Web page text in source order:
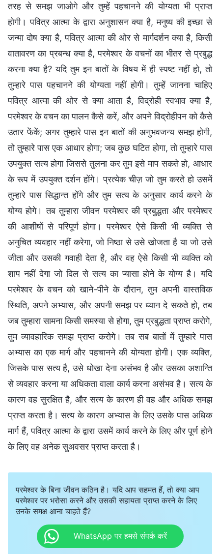
तरह से समझ जाओगे और तुम्हें पहचानने की योग्यता भी प्राप्त
होगी। पवित्र आत्मा के द्वारा अनुशासन क्या है, मनुष्य की इच्छा से
जन्मा दोष क्या है, पवित्र आत्मा की ओर से मार्गदर्शन क्या है, किसी
वातावरण का प्रबन्ध क्या है, परमेश्वर के वचनों का भीतर से प्रबुद्ध
करना क्या है? यदि तुम इन बातों के विषय में ही स्पष्ट नहीं हो, तो
तुम्हारे पास पहचानने की योग्यता नहीं होगी। तुम्हें जानना चाहिए
पवित्र आत्मा की ओर से क्या आता है, विद्रोही स्वभाव क्या है,
परमेश्वर के वचन का पालन कैसे करें, और अपने विद्रोहीपन को कैसे
उतार फेंकें; अगर तुम्हारे पास इन बातों की अनुभवजन्य समझ होगी,
तो तुम्हारे पास एक आधार होगा; जब कुछ घटित होगा, तो तुम्हारे पास
उपयुक्त सत्य होगा जिससे तुलना कर तुम इसे माप सकते हो, आधार
के रूप में उपयुक्त दर्शन होंगे। प्रत्येक चीज़ जो तुम करते हो उसमें
तुम्हारे पास सिद्धान्त होंगे और तुम सत्य के अनुसार कार्य करने के
योग्य होगे। तब तुम्हारा जीवन परमेश्वर की प्रबुद्धता और परमेश्वर
की आशीषों से परिपूर्ण होगा। परमेश्वर ऐसे किसी भी व्यक्ति से
अनुचित व्यवहार नहीं करेगा, जो निष्ठा से उसे खोजता है या जो उसे
जीता और उसकी गवाही देता है, और वह ऐसे किसी भी व्यक्ति को
शाप नहीं देगा जो दिल से सत्य का प्यासा होने के योग्य है। यदि
परमेश्वर के वचन को खाने-पीने के दौरान, तुम अपनी वास्तविक
स्थिति, अपने अभ्यास, और अपनी समझ पर ध्यान दे सकते हो, तब
जब तुम्हारा सामना किसी समस्या से होगा, तुम प्रबुद्धता प्राप्त करोगे,
तुम व्यावहारिक समझ प्राप्त करोगे। तब सब बातों में तुम्हारे पास
अभ्यास का एक मार्ग और पहचानने की योग्यता होगी। एक व्यक्ति,
जिसके पास सत्य है, उसे धोखा देना असंभव है और उसका अशान्ति
से व्यवहार करना या अधिकता वाला कार्य करना असंभव है। सत्य के
कारण वह सुरक्षित है, और सत्य के कारण ही वह और अधिक समझ
प्राप्त करता है। सत्य के कारण अभ्यास के लिए उसके पास अधिक
मार्ग हैं, पवित्र आत्मा के द्वारा उसमें कार्य करने के लिए और पूर्ण होने
के लिए वह अनेक सुअवसर प्राप्त करता है।
परमेश्वर के बिना जीवन कठिन है। यदि आप सहमत हैं, तो क्या आप
परमेश्वर पर भरोसा करने और उसकी सहायता प्राप्त करने के लिए
उनके समक्ष आना चाहते हैं?
WhatsApp पर हमसे संपर्क करें